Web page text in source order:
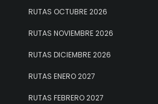
RUTAS OCTUBRE 2026
RUTAS NOVIEMBRE 2026
RUTAS DICIEMBRE 2026
RUTAS ENERO 2027
RUTAS FEBRERO 2027